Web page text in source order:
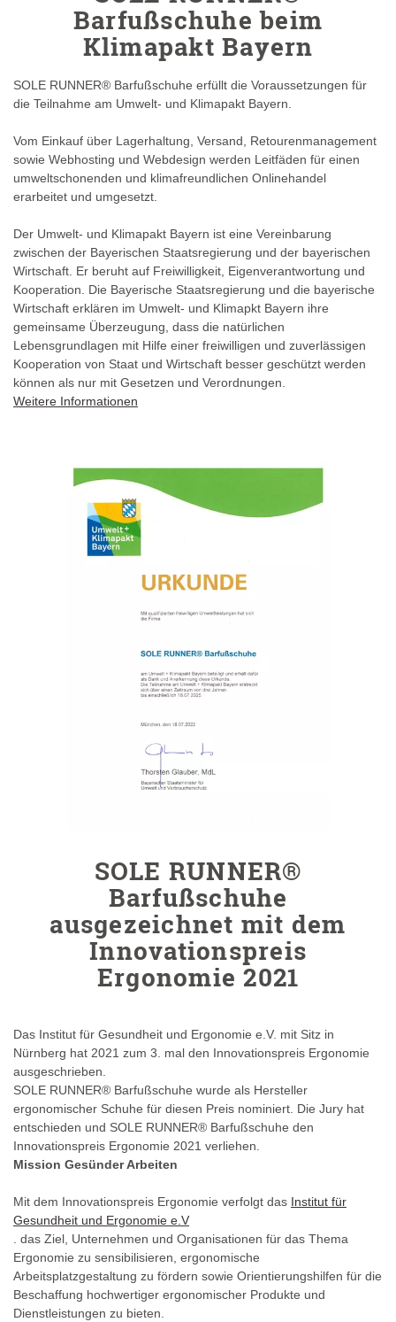
Barfußschuhe beim
Klimapakt Bayern
SOLE RUNNER® Barfußschuhe erfüllt die Voraussetzungen für
die Teilnahme am Umwelt- und Klimapakt Bayern.
Vom Einkauf über Lagerhaltung, Versand, Retourenmanagement
sowie Webhosting und Webdesign werden Leitfäden für einen
umweltschonenden und klimafreundlichen Onlinehandel
erarbeitet und umgesetzt.
Der Umwelt- und Klimapakt Bayern ist eine Vereinbarung
zwischen der Bayerischen Staatsregierung und der bayerischen
Wirtschaft. Er beruht auf Freiwilligkeit, Eigenverantwortung und
Kooperation. Die Bayerische Staatsregierung und die bayerische
Wirtschaft erklären im Umwelt- und Klimapkt Bayern ihre
gemeinsame Überzeugung, dass die natürlichen
Lebensgrundlagen mit Hilfe einer freiwilligen und zuverlässigen
Kooperation von Staat und Wirtschaft besser geschützt werden
können als nur mit Gesetzen und Verordnungen.
Weitere Informationen
SOLE RUNNER®
Barfußschuhe
ausgezeichnet mit dem
Innovationspreis
Ergonomie 2021
Das Institut für Gesundheit und Ergonomie e.V. mit Sitz in
Nürnberg hat 2021 zum 3. mal den Innovationspreis Ergonomie
ausgeschrieben.
SOLE RUNNER® Barfußschuhe wurde als Hersteller
ergonomischer Schuhe für diesen Preis nominiert. Die Jury hat
entschieden und SOLE RUNNER® Barfußschuhe den
Innovationspreis Ergonomie 2021 verliehen.
Mission Gesünder Arbeiten
Mit dem Innovationspreis Ergonomie verfolgt das Institut für
Gesundheit und Ergonomie e.V
. das Ziel, Unternehmen und Organisationen für das Thema
Ergonomie zu sensibilisieren, ergonomische
Arbeitsplatzgestaltung zu fördern sowie Orientierungshilfen für die
Beschaffung hochwertiger ergonomischer Produkte und
Dienstleistungen zu bieten.